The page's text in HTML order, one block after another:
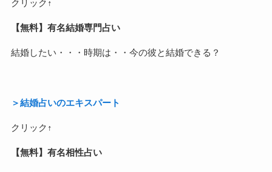
クリック↑
【無料】有名結婚専門占い
結婚したい・・・時期は・・今の彼と結婚できる？
＞結婚占いのエキスパート
クリック↑
【無料】有名相性占い